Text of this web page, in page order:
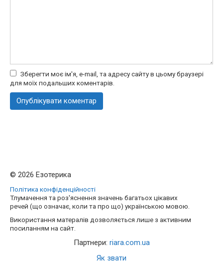
Зберегти моє ім'я, e-mail, та адресу сайту в цьому браузері
для моїх подальших коментарів.
© 2026 Езотерика
Політика конфіденційності
Тлумачення та роз'яснення значень багатьох цікавих
речей (що означає, коли та про що) українською мовою.
Використання матералів дозволяється лише з активним
посиланням на сайт.
Партнери: riara.com.ua
Як звати